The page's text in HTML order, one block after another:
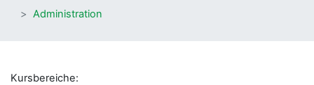
Administration
Kursbereiche: